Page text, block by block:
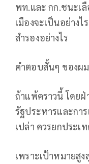
พท.และ กก.ชนะเ
เมืองจะเป็นอย่างไ
สำรองอย่างไร
คำตอบสั้นๆ ของผ
ถ้าแพ้คราวนี้ โดยฝ่
รัฐประหารและกา
เปล่า ควรยกประเ
เพราะเป้าหมายสู